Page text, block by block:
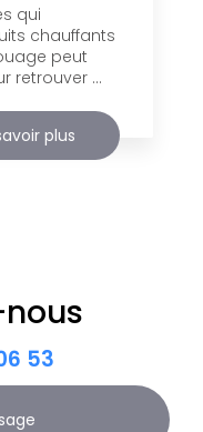
qui
chauffants
peut
retrouver ...
plus
53